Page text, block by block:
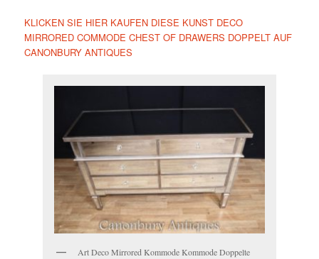
KLICKEN SIE HIER KAUFEN DIESE KUNST DECO
MIRRORED COMMODE CHEST OF DRAWERS DOPPELT AUF
CANONBURY ANTIQUES
Art Deco Mirrored Kommode Kommode Doppelte